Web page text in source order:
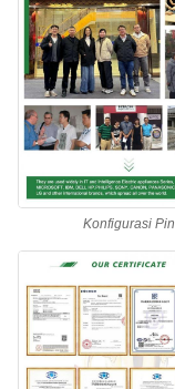
Konfigurasi Pin